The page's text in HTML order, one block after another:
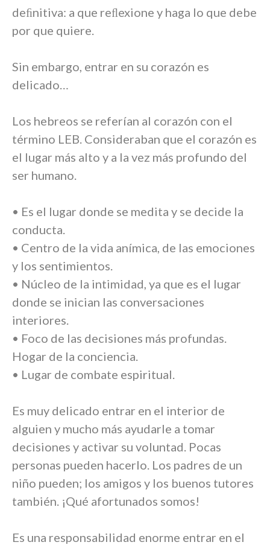
deﬁnitiva: a que reﬂexione y haga lo que debe
por que quiere.
Sin embargo, entrar en su corazón es
delicado…
Los hebreos se referían al corazón con el
término LEB. Consideraban que el corazón es
el lugar más alto y a la vez más profundo del
ser humano.
• Es el lugar donde se medita y se decide la
conducta.
• Centro de la vida anímica, de las emociones
y los sentimientos.
• Núcleo de la intimidad, ya que es el lugar
donde se inician las conversaciones
interiores.
• Foco de las decisiones más profundas.
Hogar de la conciencia.
• Lugar de combate espiritual.
Es muy delicado entrar en el interior de
alguien y mucho más ayudarle a tomar
decisiones y activar su voluntad. Pocas
personas pueden hacerlo. Los padres de un
niño pueden; los amigos y los buenos tutores
también. ¡Qué afortunados somos!
Es una responsabilidad enorme entrar en el